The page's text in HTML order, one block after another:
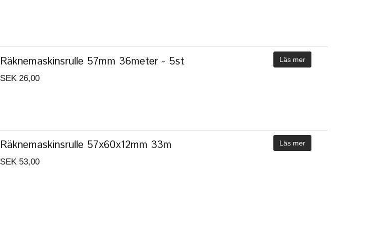
Räknemaskinsrulle 57mm 36meter - 5st
SEK 26,00
Läs mer
Räknemaskinsrulle 57x60x12mm 33m
SEK 53,00
Läs mer